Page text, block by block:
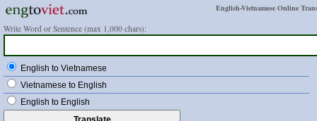
English-Vietnamese Online
Write Word or Sentence (max 1,000 chars):
English to Vietnamese
Vietnamese to English
English to English